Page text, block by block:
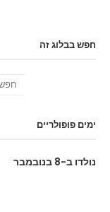
חפש בבלוג זה
ימים פופולריים
נולדו ב-8 בנובמבר